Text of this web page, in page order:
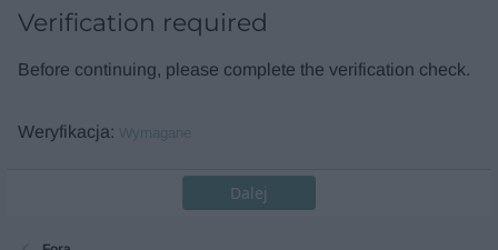
Verification required
Before continuing, please complete the verification check.
Weryfikacja Wymagane
Dalej